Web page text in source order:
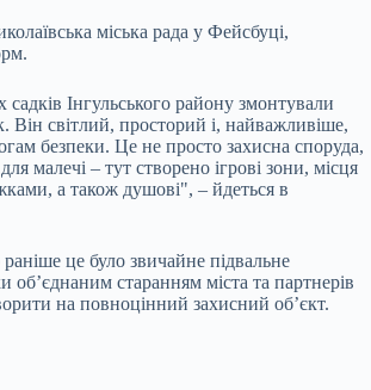
міська рада у Фейсбуці,
Інгульського району змонтували
Він світлий, просторий і, найважливіше,
безпеки. Це не просто захисна споруда,
малечі – тут створено ігрові зони, місця
а також душові", – йдеться в
це було звичайне підвальне
об’єднаним старанням міста та партнерів
на повноцінний захисний об’єкт.